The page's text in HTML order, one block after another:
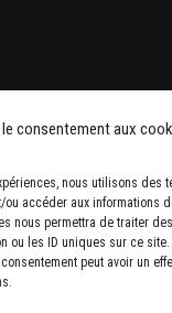
le consentement aux
nous utilisons des
ou accéder aux informations
nous permettra de traiter
ou les ID uniques sur ce
peut avoir un